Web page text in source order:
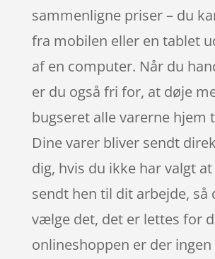
sammenligne priser – du
fra mobilen eller en tablet
af en computer. Når du
er du også fri for, at døje
bugseret alle varerne hjem
Dine varer bliver sendt
dig, hvis du ikke har valgt
sendt hen til dit arbejde, så
vælge det, det er lettes for
onlineshoppen er der